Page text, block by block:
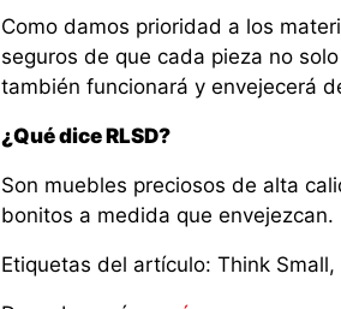
Como damos prioridad a los
seguros de que cada pieza no
también funcionará y envejecerá
¿Qué dice RLSD?
Son muebles preciosos de alta
bonitos a medida que envejezcan.
Etiquetas del artículo: Think